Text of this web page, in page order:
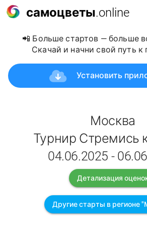
самоцветы.online
📲 Больше стартов — больше
Скачай и начни свой путь к
Установить
Москва
Турнир Стремись
04.06.2025 -
Детализация
Другие старты в регионе